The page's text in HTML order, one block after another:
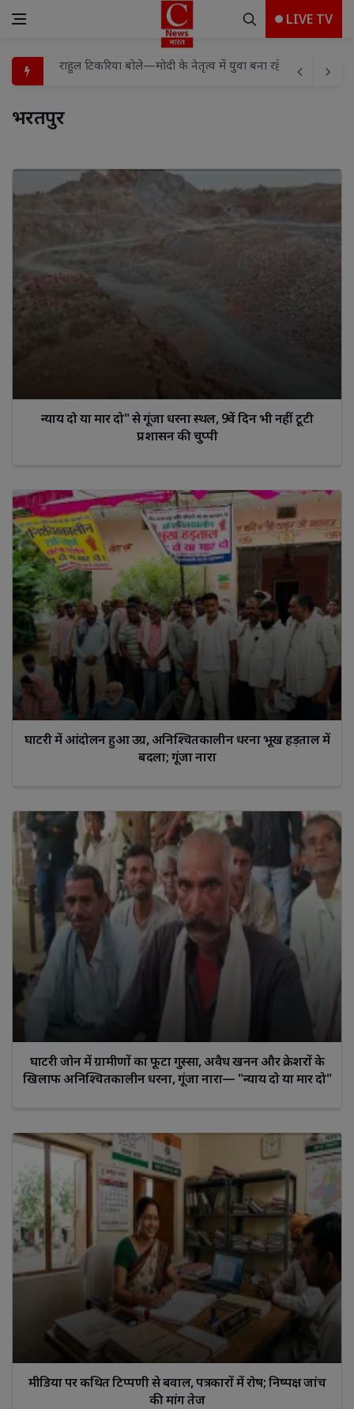
LIVE TV
लायंस क्लब शामली क्राउन के 25वें सेवा वर्ष का शुभारंभ, कांवड़
9 से 17 अगस्त के बीच 'हर घर तिरंगा अभियान का होगा भव्य
चोरी के आरोपी को नहीं मिली जेल से रिहाई, जमानत अर्जी खारिज
गोली मारकर हत्या के मामले में तीन को आजीवन कारावास
वरिष्ठ पुलिस अधीक्षक झाँसी द्वारा ड्यूटी के दौरान बारिश से बचने
जब भारत ने कहा—“करो या मरो”
हर घर तिरंगा-हर दुकान तिरंगा अभियान चलाएगा कैट
भरतपुर
न्याय दो या मार दो" से गूंजा धरना स्थल, 9वें दिन भी नहीं टूटी
प्रशासन की चुप्पी
घाटरी में आंदोलन हुआ उग्र, अनिश्चितकालीन धरना भूख हड़ताल में
बदला; गूंजा नारा
घाटरी जोन में ग्रामीणों का फूटा गुस्सा, अवैध खनन और क्रेशरों के
खिलाफ अनिश्चितकालीन धरना, गूंजा नारा— "न्याय दो या मार दो"
मीडिया पर कथित टिप्पणी से बवाल, पत्रकारों में रोष; निष्पक्ष जांच
की मांग तेज